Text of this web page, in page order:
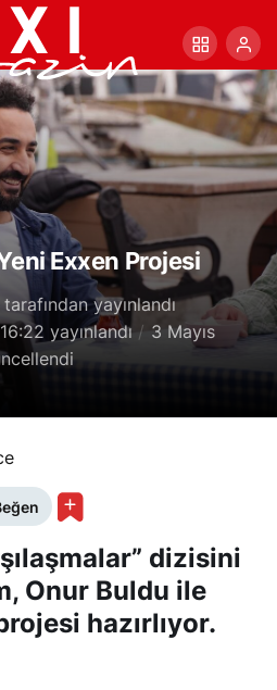
Exxen Projesi
tarafından yayınlandı
yayınlandı
3 Mayıs
dizisini
Onur Buldu ile
hazırlıyor.
Paylaş